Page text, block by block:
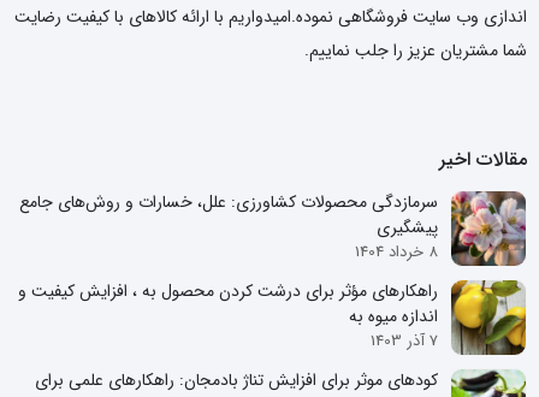
اندازی وب سایت فروشگاهی نموده.امیدواریم با ارائه کالاهای با کیفیت رضایت
شما مشتریان عزیز را جلب نماییم.
مقالات اخیر
سرمازدگی محصولات کشاورزی: علل، خسارات و روش‌های جامع
پیشگیری
8 خرداد 1404
راهکارهای مؤثر برای درشت کردن محصول به ، افزایش کیفیت و
اندازه میوه به
7 آذر 1403
کودهای موثر برای افزایش تناژ بادمجان: راهکارهای علمی برای